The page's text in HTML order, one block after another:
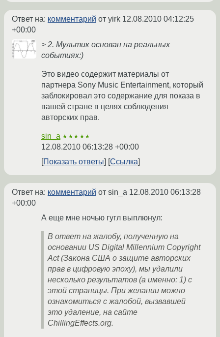
Ответ на: комментарий от yirk 12.08.2010 04:12:25
+00:00
> 2. Мультик основан на реальных
событиях:)
Это видео содержит материалы от
партнера Sony Music Entertainment, который
заблокировал это содержание для показа в
вашей стране в целях соблюдения
авторских прав.
sin_a ★★★★★
12.08.2010 06:13:28 +00:00
Показать ответы
Ссылка
Ответ на: комментарий от sin_a 12.08.2010 06:13:28
+00:00
А еще мне ночью гугл выплюнул:
В ответ на жалобу, полученную на
основании US Digital Millennium Copyright
Act (Закона США о защите авторских
прав в цифровую эпоху), мы удалили
несколько результатов (а именно: 1) с
этой страницы. При желании можно
ознакомиться с жалобой, вызвавшей
это удаление, на сайте
ChillingEffects.org.